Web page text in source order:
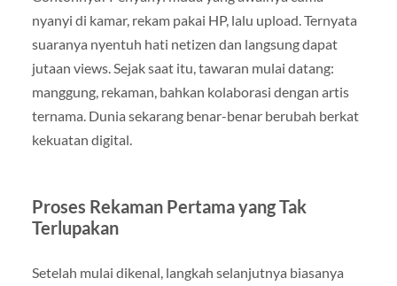
nyanyi di kamar, rekam pakai HP, lalu upload. Ternyata
suaranya nyentuh hati netizen dan langsung dapat
jutaan views. Sejak saat itu, tawaran mulai datang:
manggung, rekaman, bahkan kolaborasi dengan artis
ternama. Dunia sekarang benar-benar berubah berkat
kekuatan digital.
Proses Rekaman Pertama yang Tak
Terlupakan
Setelah mulai dikenal, langkah selanjutnya biasanya